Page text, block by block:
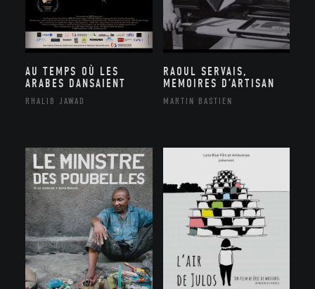
AU TEMPS OÙ LES
ARABES DANSAIENT
RHALIB JAWAD
RAOUL SERVAIS,
MEMOIRES D’ARTISAN
MARTIN BASTIEN